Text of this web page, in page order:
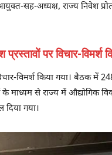
अध्यक्ष, राज्य निवेश
पर विचार-विमर्श
विमर्श किया गया। बैठक में
से राज्य में औद्योगिक
गया।